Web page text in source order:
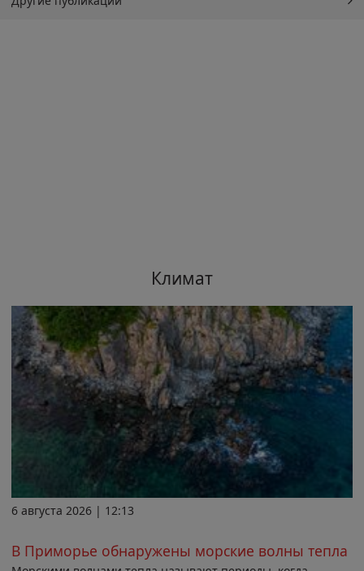
Климат
6 августа 2026 | 12:13
В Приморье обнаружены морские волны тепла